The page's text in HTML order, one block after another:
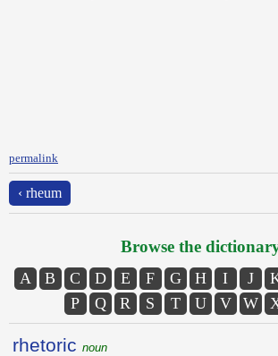
permalink
‹ rheum
Browse the
A B C D E F G H I J
P
Q R S T U V W
rhetoric noun